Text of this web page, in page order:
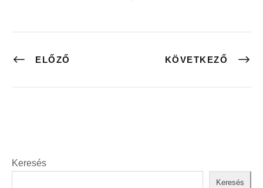
ELŐZŐ KÖVETKEZŐ
Keresés
Keresés